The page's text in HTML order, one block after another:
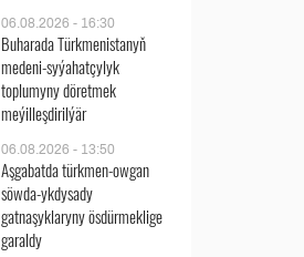
06.08.2026 - 16:30
Buharada Türkmenistanyň
medeni-syýahatçylyk
toplumyny döretmek
meýilleşdirilýär
06.08.2026 - 13:50
Aşgabatda türkmen-owgan
söwda-ykdysady
gatnaşyklaryny ösdürmeklige
garaldy